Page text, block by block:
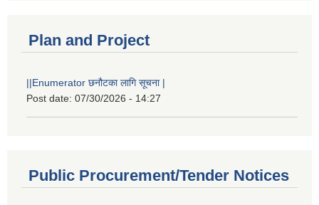
Plan and Project
||Enumerator छनौटका लागि सूचना |
Post date: 07/30/2026 - 14:27
Public Procurement/Tender Notices